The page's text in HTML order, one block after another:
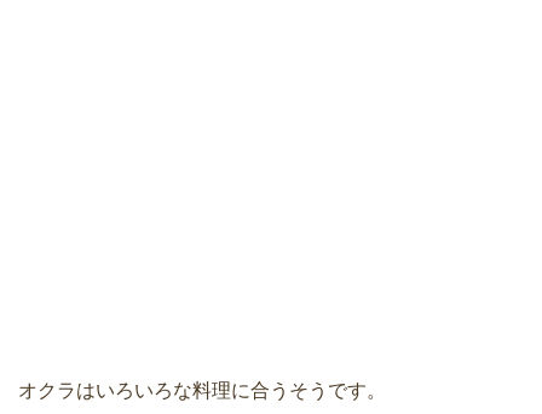
オクラはいろいろな料理に合うそうです。